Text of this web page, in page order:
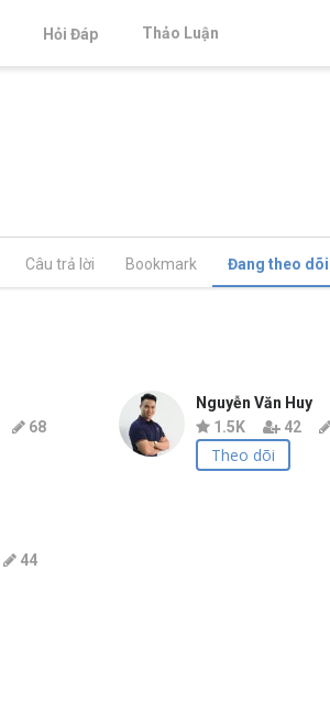
Hỏi Đáp Thảo Luận
Câu trả lời Bookmark Đang theo dõi
68
Nguyễn Văn Huy
1.5K
42
Theo dõi
44